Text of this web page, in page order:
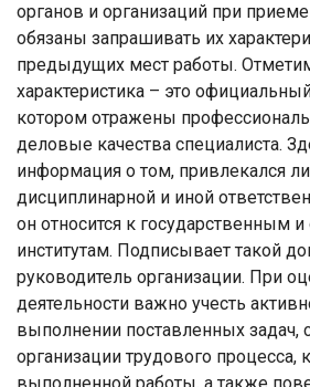
органов и организаций при
обязаны запрашивать их
предыдущих мест работы.
характеристика – это
котором отражены
деловые качества специалиста.
информация о том, привлекался
дисциплинарной и иной
он относится к государственным
институтам. Подписывает такой
руководитель организации. При
деятельности важно учесть
выполнении поставленных задач,
организации трудового процесса,